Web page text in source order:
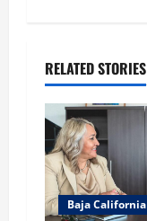
i
o
n
RELATED STORIES
Baja California